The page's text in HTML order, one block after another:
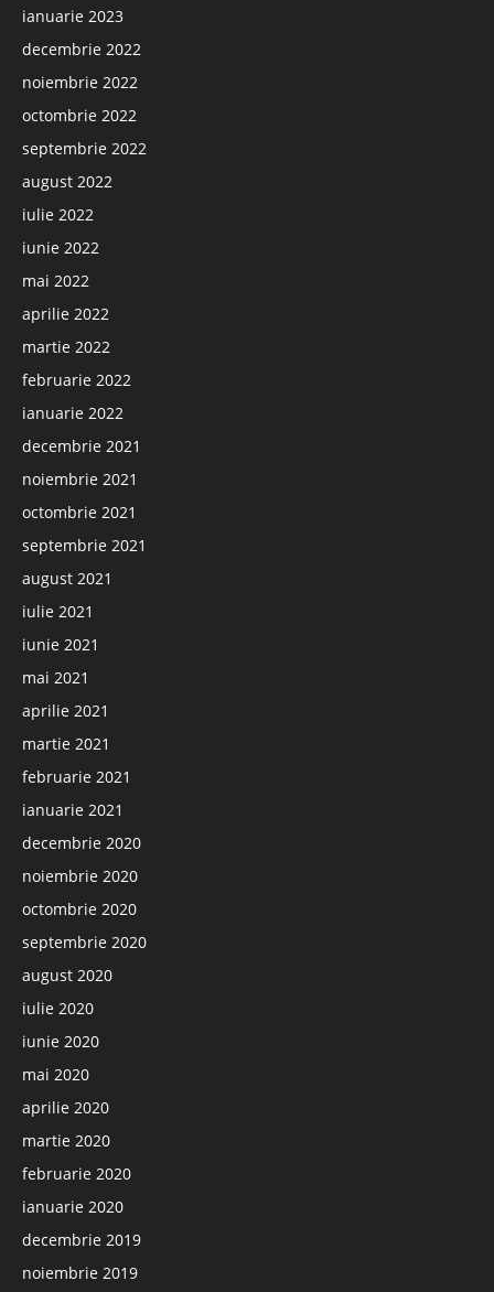
ianuarie 2023
decembrie 2022
noiembrie 2022
octombrie 2022
septembrie 2022
august 2022
iulie 2022
iunie 2022
mai 2022
aprilie 2022
martie 2022
februarie 2022
ianuarie 2022
decembrie 2021
noiembrie 2021
octombrie 2021
septembrie 2021
august 2021
iulie 2021
iunie 2021
mai 2021
aprilie 2021
martie 2021
februarie 2021
ianuarie 2021
decembrie 2020
noiembrie 2020
octombrie 2020
septembrie 2020
august 2020
iulie 2020
iunie 2020
mai 2020
aprilie 2020
martie 2020
februarie 2020
ianuarie 2020
decembrie 2019
noiembrie 2019